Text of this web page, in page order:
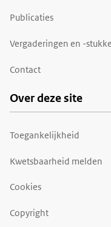
Publicaties
Vergaderingen en -
Contact
Over deze site
Toegankelijkheid
Kwetsbaarheid melden
Cookies
Copyright